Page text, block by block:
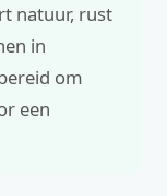
natuur, rust
in
om
een